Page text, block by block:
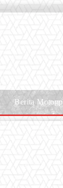
Berita Motogp